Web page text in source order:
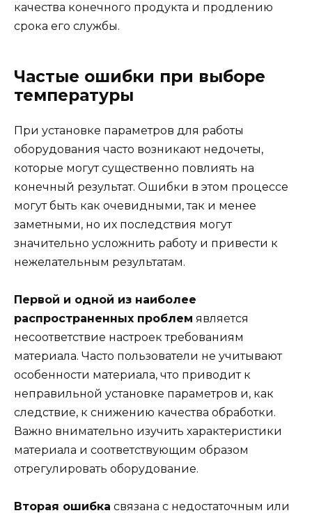
качества конечного продукта и продлению
срока его службы.
Частые ошибки при выборе
температуры
При установке параметров для работы
оборудования часто возникают недочеты,
которые могут существенно повлиять на
конечный результат. Ошибки в этом процессе
могут быть как очевидными, так и менее
заметными, но их последствия могут
значительно усложнить работу и привести к
нежелательным результатам.
Первой и одной из наиболее
распространенных проблем является
несоответствие настроек требованиям
материала. Часто пользователи не учитывают
особенности материала, что приводит к
неправильной установке параметров и, как
следствие, к снижению качества обработки.
Важно внимательно изучить характеристики
материала и соответствующим образом
отрегулировать оборудование.
Вторая ошибка связана с недостаточным или